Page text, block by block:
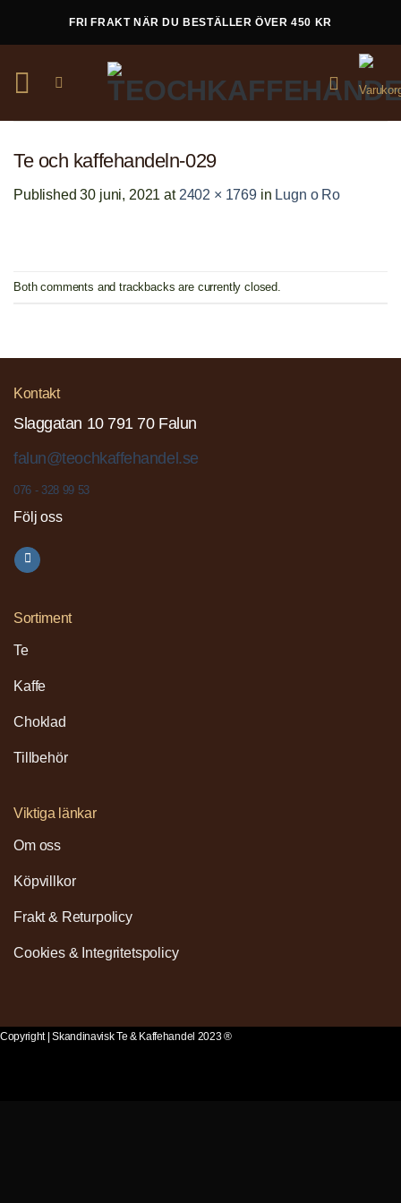
FRI FRAKT NÄR DU BESTÄLLER ÖVER 450 KR
Te och kaffehandeln-029
Published30 juni, 2021 at 2402 × 1769in Lugn o Ro
Both comments and trackbacks are currently closed.
Kontakt
Slaggatan 10 791 70 Falun
falun@teochkaffehandel.se
076 - 328 99 53
Följ oss
Sortiment
Te
Kaffe
Choklad
Tillbehör
Viktiga länkar
Om oss
Köpvillkor
Frakt & Returpolicy
Cookies & Integritetspolicy
Copyright | Skandinavisk Te & Kaffehandel 2023 ®